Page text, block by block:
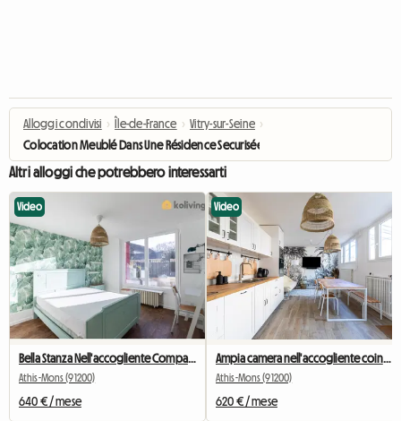
Alloggi condivisi › Île-de-France › Vitry-sur-Seine ›
Colocation Meublé Dans Une Résidence Securisée
Altri alloggi che potrebbero interessarti
Video
Bella Stanza Nell'accogliente Compagno Di Stanza # 2
Athis-Mons (91200)
640 € / mese
Video
Ampia camera nell'accogliente coinquilino n. 5 di New York vicino a Olry
Athis-Mons (91200)
620 € / mese